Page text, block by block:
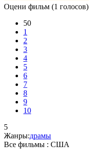
Оцени фильм (1 голосов)
50
1
2
3
4
5
6
7
8
9
10
5
Жанры:драмы
Все фильмы : США